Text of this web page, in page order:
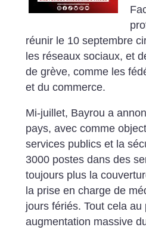
réunir le 10 septembre
les réseaux sociaux, et
de grève, comme les
et du commerce.
Mi-juillet, Bayrou a
pays, avec comme
services publics et la
3000 postes dans des
toujours plus la
la prise en charge de
jours fériés. Tout cela au
augmentation massive